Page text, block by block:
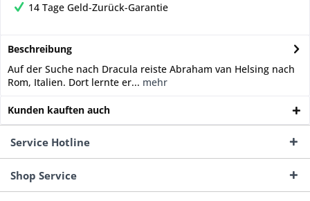
14 Tage Geld-Zurück-Garantie
Beschreibung
Auf der Suche nach Dracula reiste Abraham van Helsing nach
Rom, Italien. Dort lernte er... mehr
Kunden kauften auch
Service Hotline
Shop Service